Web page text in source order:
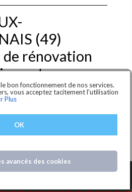
bon fonctionnement de nos services.
vous acceptez tacitement l'utilisation
Plus
OK
avancés des cookies
(49)
de rénovation
et
de l'école
René
est titul...
Lire la suite... >